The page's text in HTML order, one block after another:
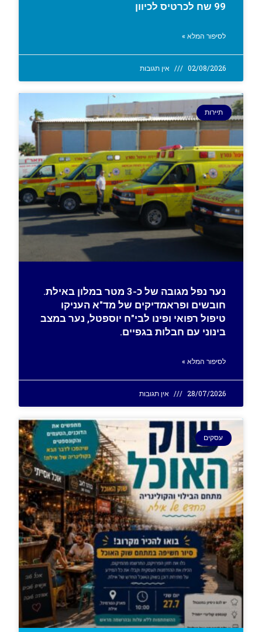
99 שח לכרטיס לכיוון
לסיפור המלא »
02/08/2026 אין תגובות
תיירות
נער נפל מגובה של כ-3 מטר במלון באילת.
חובשים ופראמדיקים של מד"א העניקו
טיפול רפואי ופינו לבי"ח יוספטל, נער במצב
בינוני עם חבלות בגפיים.
לסיפור המלא »
28/07/2026 אין תגובות
עסקים